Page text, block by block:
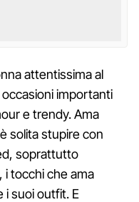
attentissima al
importanti
e trendy. Ama
solita stupire con
soprattutto
i tocchi che ama
i suoi outfit. E